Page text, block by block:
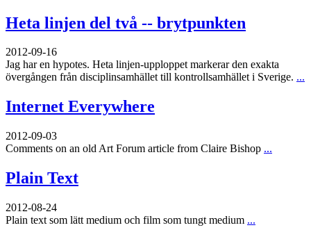
Heta linjen del två -- brytpunkten
2012-09-16
Jag har en hypotes. Heta linjen-upploppet markerar den exakta
övergången från disciplinsamhället till kontrollsamhället i Sverige. ...
Internet Everywhere
2012-09-03
Comments on an old Art Forum article from Claire Bishop ...
Plain Text
2012-08-24
Plain text som lätt medium och film som tungt medium ...